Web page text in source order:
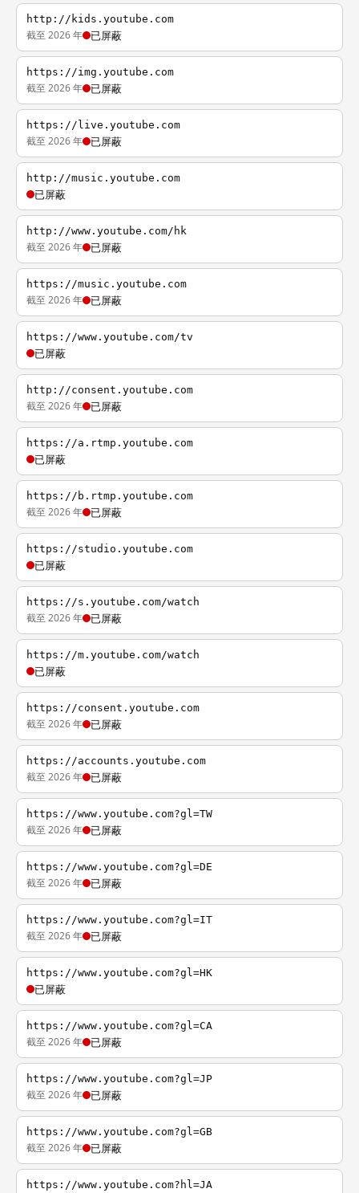
http://kids.youtube.com
截至 2026 年 已屏蔽
https://img.youtube.com
截至 2026 年 已屏蔽
https://live.youtube.com
截至 2026 年 已屏蔽
http://music.youtube.com
已屏蔽
http://www.youtube.com/hk
截至 2026 年 已屏蔽
https://music.youtube.com
截至 2026 年 已屏蔽
https://www.youtube.com/tv
已屏蔽
http://consent.youtube.com
截至 2026 年 已屏蔽
https://a.rtmp.youtube.com
已屏蔽
https://b.rtmp.youtube.com
截至 2026 年 已屏蔽
https://studio.youtube.com
已屏蔽
https://s.youtube.com/watch
截至 2026 年 已屏蔽
https://m.youtube.com/watch
已屏蔽
https://consent.youtube.com
截至 2026 年 已屏蔽
https://accounts.youtube.com
截至 2026 年 已屏蔽
https://www.youtube.com?gl=TW
截至 2026 年 已屏蔽
https://www.youtube.com?gl=DE
截至 2026 年 已屏蔽
https://www.youtube.com?gl=IT
截至 2026 年 已屏蔽
https://www.youtube.com?gl=HK
已屏蔽
https://www.youtube.com?gl=CA
截至 2026 年 已屏蔽
https://www.youtube.com?gl=JP
截至 2026 年 已屏蔽
https://www.youtube.com?gl=GB
截至 2026 年 已屏蔽
https://www.youtube.com?hl=JA